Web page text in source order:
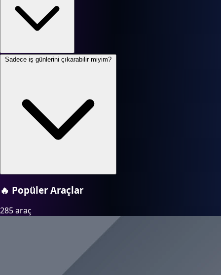
Sadece iş günlerini çıkarabilir miyim?
🔥 Popüler Araçlar
285 araç